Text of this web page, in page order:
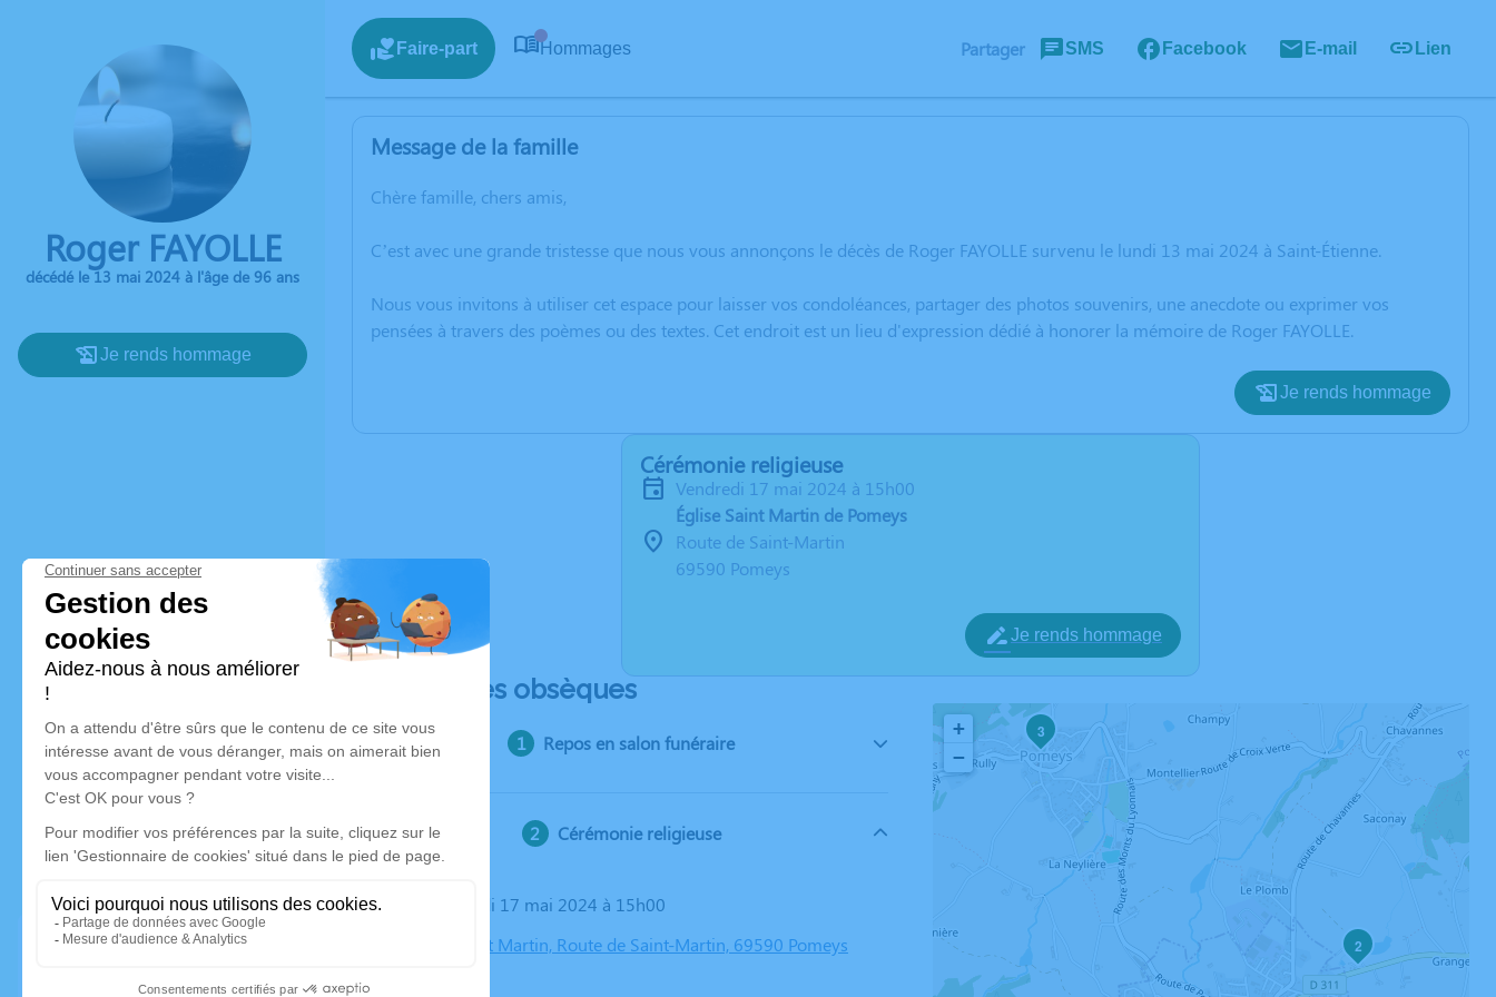
Roger FAYOLLE
décédé le 13 mai 2024 à l'âge de 96 ans
Je rends hommage
Faire-part Hommages Partager SMS Facebook E-mail Lien
Message de la famille
Chère famille, chers amis,
C’est avec une grande tristesse que nous vous annonçons le décès de Roger FAYOLLE survenu le lundi 13 mai 2024 à Saint-Étienne.
Nous vous invitons à utiliser cet espace pour laisser vos condoléances, partager des photos souvenirs, une anecdote ou exprimer vos
pensées à travers des poèmes ou des textes. Cet endroit est un lieu d'expression dédié à honorer la mémoire de Roger FAYOLLE.
Je rends hommage
Cérémonie religieuse
vendredi 17 mai 2024 à 15h00
Église Saint Martin de Pomeys
Route de Saint-Martin
69590 Pomeys
Je rends hommage
Déroulé des obsèques
Repos en salon funéraire
Cérémonie religieuse
Le vendredi 17 mai 2024 à 15h00
Église Saint Martin, Route de Saint-Martin, 69590 Pomeys
2
3
+
−